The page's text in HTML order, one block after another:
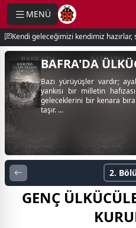
MENÜ
Kendi geleceğimizi kendimiz
BAFRA'DA
Bazı yürüyüşler vardır;
yankısı bir milletin
geleceklerini bir kenara
taşır. ...
2.
GENÇ
menu